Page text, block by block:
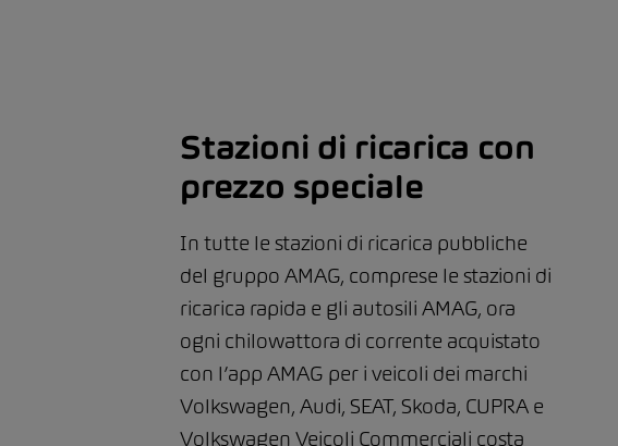
Stazioni di ricarica con
prezzo speciale
In tutte le stazioni di ricarica pubbliche
del gruppo AMAG, comprese le stazioni di
ricarica rapida e gli autosili AMAG, ora
ogni chilowattora di corrente acquistato
con l’app AMAG per i veicoli dei marchi
Volkswagen, Audi, SEAT, Skoda, CUPRA e
Volkswagen Veicoli Commerciali costa